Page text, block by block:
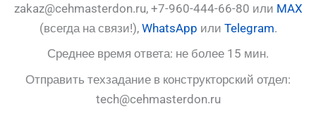
zakaz@cehmasterdon.ru, +7-960-444-66-80 или MAX
(всегда на связи!), WhatsApp или Telegram.
Среднее время ответа: не более 15 мин.
Отправить техзадание в конструкторский отдел:
tech@cehmasterdon.ru